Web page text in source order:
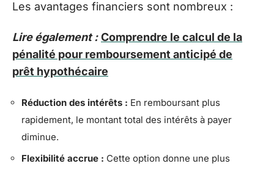
Les avantages financiers sont nombreux :
Lire également : Comprendre le calcul de la
pénalité pour remboursement anticipé de
prêt hypothécaire
Réduction des intérêts : En remboursant plus
rapidement, le montant total des intérêts à payer
diminue.
Flexibilité accrue : Cette option donne une plus